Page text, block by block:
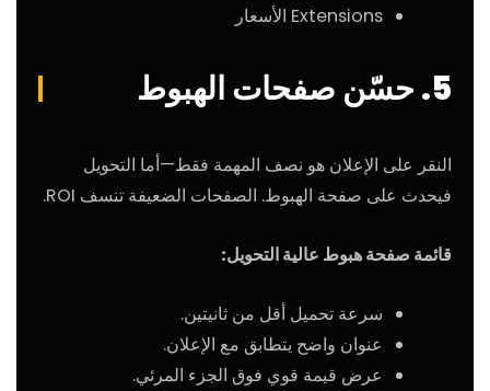
Extensions الأسعار
5. حسّن صفحات الهبوط
النقر على الإعلان هو نصف المهمة فقط—أما التحويل
فيحدث على صفحة الهبوط. الصفحات الضعيفة تنسف ROI.
قائمة صفحة هبوط عالية التحويل:
سرعة تحميل أقل من ثانيتين.
عنوان واضح يتطابق مع الإعلان.
عرض قيمة قوي فوق الجزء المرئي.